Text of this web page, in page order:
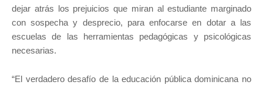
dejar atrás los prejuicios que miran al estudiante marginado
con sospecha y desprecio, para enfocarse en dotar a las
escuelas de las herramientas pedagógicas y psicológicas
necesarias.
“El verdadero desafío de la educación pública dominicana no